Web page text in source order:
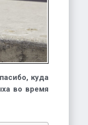
куда
во время